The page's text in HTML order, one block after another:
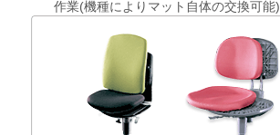
作業(機種によりマット自体の交換可能)